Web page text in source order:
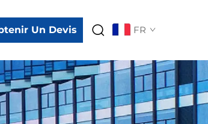
Un Devis FR